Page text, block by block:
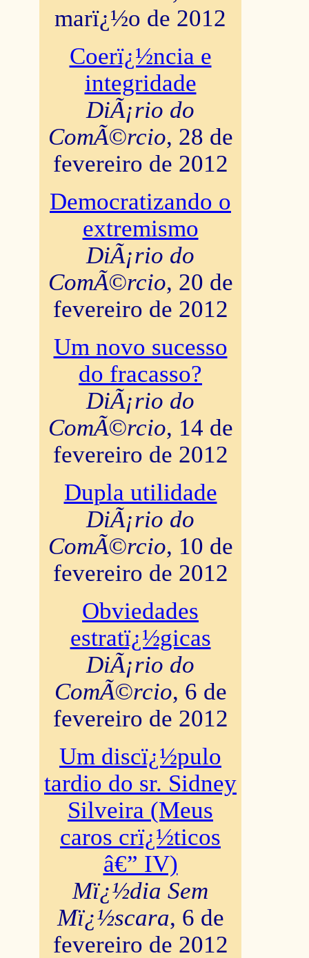
marï¿½o de 2012
Coerï¿½ncia e
integridade
DiÃ¡rio do
ComÃ©rcio, 28 de
fevereiro de 2012
Democratizando o
extremismo
DiÃ¡rio do
ComÃ©rcio, 20 de
fevereiro de 2012
Um novo sucesso
do fracasso?
DiÃ¡rio do
ComÃ©rcio, 14 de
fevereiro de 2012
Dupla utilidade
DiÃ¡rio do
ComÃ©rcio, 10 de
fevereiro de 2012
Obviedades
estratï¿½gicas
DiÃ¡rio do
ComÃ©rcio, 6 de
fevereiro de 2012
Um discï¿½pulo
tardio do sr. Sidney
Silveira (Meus
caros crï¿½ticos
â€” IV)
Mï¿½dia Sem
Mï¿½scara, 6 de
fevereiro de 2012